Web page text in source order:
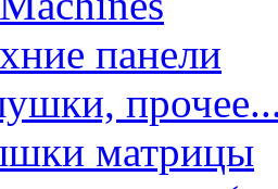
панели
матрицы